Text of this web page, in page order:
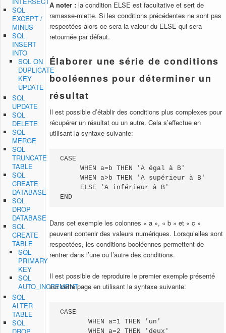
A noter :la condition ELSE est facultative et sert de
ramasse-miette. Si les conditions précédentes ne sont pas
respectées alors ce sera la valeur du ELSE qui sera
retournée par défaut.
Élaborer une série de conditions
booléennes pour déterminer un
résultat
Il est possible d’établir des conditions plus complexes pour
récupérer un résultat ou un autre. Cela s’effectue en
utilisant la syntaxe suivante:
CASE
     WHEN a=b THEN 'A égal à B'
WHEN a>b THEN 'A supérieur à B'
ELSE 'A inférieur à B'
END
Dans cet exemple les colonnes « a », « b » et « c »
peuvent contenir des valeurs numériques. Lorsqu’elles sont
respectées, les conditions booléennes permettent de
rentrer dans l’une ou l’autre des conditions.
Il est possible de reproduire le premier exemple présenté
sur cette page en utilisant la syntaxe suivante:
CASE
       WHEN a=1 THEN 'un'
       WHEN a=2 THEN 'deux'
SQL
EXCEPT /
MINUS
SQL
INSERT
INTO
SQL ON
DUPLICATE
KEY
UPDATE
SQL
UPDATE
SQL
DELETE
SQL
MERGE
SQL
TRUNCATE
TABLE
SQL
CREATE
DATABASE
SQL
DROP
DATABASE
SQL
CREATE
TABLE
SQL
PRIMARY
KEY
SQL
AUTO_INCREMENT
SQL
ALTER
TABLE
SQL